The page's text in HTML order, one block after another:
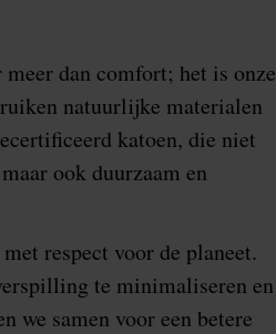
meer dan comfort; het is onze
natuurlijke materialen
katoen, die niet
ook duurzaam en
respect voor de planeet.
te minimaliseren en
we samen voor een betere